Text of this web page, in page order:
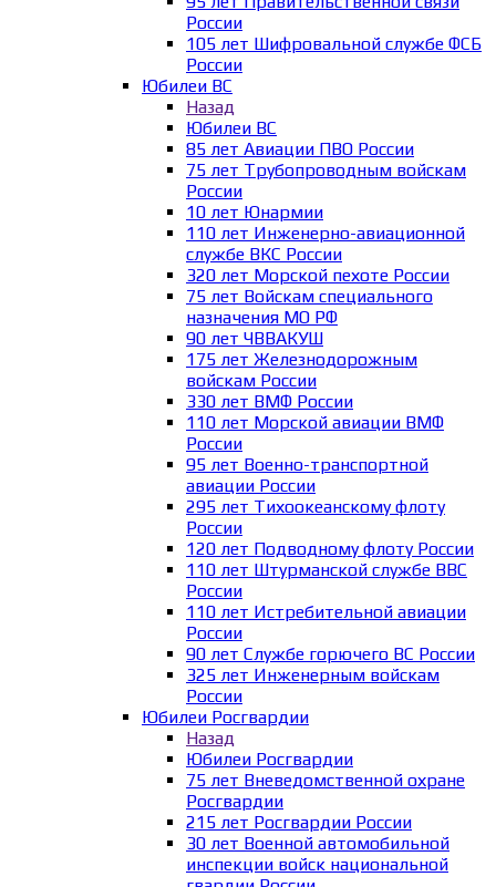
России
105 лет Шифровальной службе ФСБ
России
Юбилеи ВС
Назад
Юбилеи ВС
85 лет Авиации ПВО России
75 лет Трубопроводным войскам
России
10 лет Юнармии
110 лет Инженерно-авиационной
службе ВКС России
320 лет Морской пехоте России
75 лет Войскам специального
назначения МО РФ
90 лет ЧВВАКУШ
175 лет Железнодорожным
войскам России
330 лет ВМФ России
110 лет Морской авиации ВМФ
России
95 лет Военно-транспортной
авиации России
295 лет Тихоокеанскому флоту
России
120 лет Подводному флоту России
110 лет Штурманской службе ВВС
России
110 лет Истребительной авиации
России
90 лет Службе горючего ВС России
325 лет Инженерным войскам
России
Юбилеи Росгвардии
Назад
Юбилеи Росгвардии
75 лет Вневедомственной охране
Росгвардии
215 лет Росгвардии России
30 лет Военной автомобильной
инспекции войск национальной